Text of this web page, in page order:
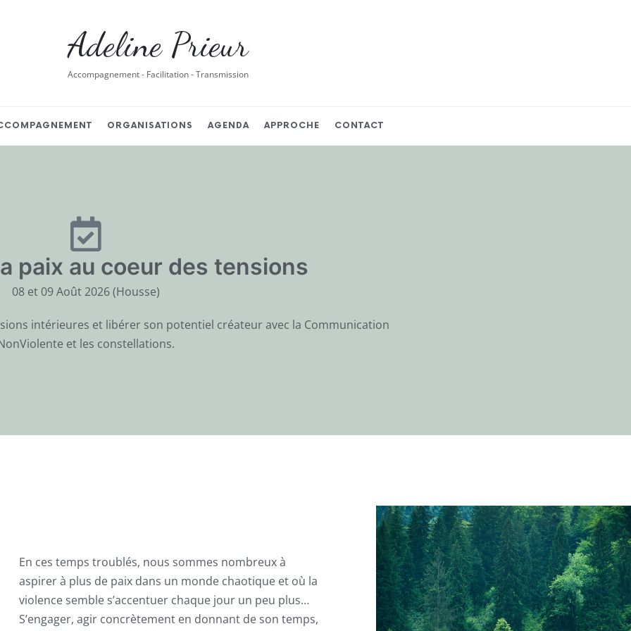
Adeline Prieur
Accompagnement - Facilitation - Transmission
ORGANISATIONS AGENDA APPROCHE CONTACT
paix au coeur des tensions
08 et 09 Août 2026 (Housse)
intérieures et libérer son potentiel créateur avec la Communication
et les constellations.
En ces temps troublés, nous sommes nombreux à
aspirer à plus de paix dans un monde chaotique et où la
violence semble s’accentuer chaque jour un peu plus…
S’engager, agir concrètement en donnant de son temps,